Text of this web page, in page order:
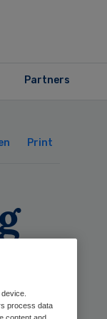
Partners
Print
process data
content and